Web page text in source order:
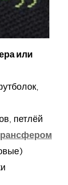
или
петлёй